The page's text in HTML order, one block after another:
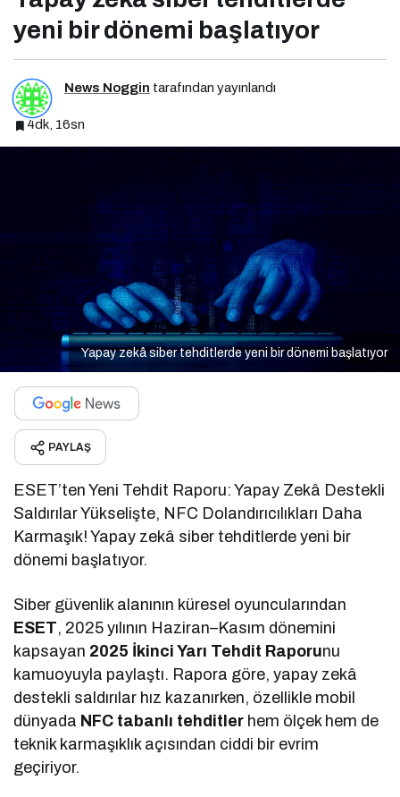
yeni bir dönemi başlatıyor
News Noggin tarafından yayınlandı
4dk, 16sn
Yapay zekâ siber tehditlerde yeni bir dönemi başlatıyor
PAYLAŞ
ESET’ten Yeni Tehdit Raporu: Yapay Zekâ Destekli
Saldırılar Yükselişte, NFC Dolandırıcılıkları Daha
Karmaşık! Yapay zekâ siber tehditlerde yeni bir
dönemi başlatıyor.
Siber güvenlik alanının küresel oyuncularından
ESET, 2025 yılının Haziran–Kasım dönemini
kapsayan 2025 İkinci Yarı Tehdit Raporunu
kamuoyuyla paylaştı. Rapora göre, yapay zekâ
destekli saldırılar hız kazanırken, özellikle mobil
dünyada NFC tabanlı tehditler hem ölçek hem de
teknik karmaşıklık açısından ciddi bir evrim
geçiriyor.